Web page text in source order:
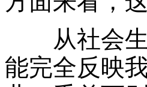
从社会生
能完全反映